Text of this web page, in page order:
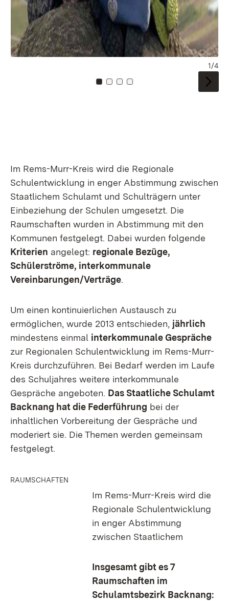
Zu Kachel: 0
Zu Kachel: 1
Zu Kachel: 2
Zu Kachel: 3
1/4
Im Rems-Murr-Kreis wird die Regionale
Schulentwicklung in enger Abstimmung zwischen
Staatlichem Schulamt und Schulträgern unter
Einbeziehung der Schulen umgesetzt. Die
Raumschaften wurden in Abstimmung mit den
Kommunen festgelegt. Dabei wurden folgende
Kriterien angelegt: regionale Bezüge,
Schülerströme, interkommunale
Vereinbarungen/Verträge.
Um einen kontinuierlichen Austausch zu
ermöglichen, wurde 2013 entschieden, jährlich
mindestens einmal interkommunale Gespräche
zur Regionalen Schulentwicklung im Rems-Murr-
Kreis durchzuführen. Bei Bedarf werden im Laufe
des Schuljahres weitere interkommunale
Gespräche angeboten. Das Staatliche Schulamt
Backnang hat die Federführung bei der
inhaltlichen Vorbereitung der Gespräche und
moderiert sie. Die Themen werden gemeinsam
festgelegt.
RAUMSCHAFTEN
Im Rems-Murr-Kreis wird die
Regionale Schulentwicklung
in enger Abstimmung
zwischen Staatlichem
Insgesamt gibt es 7
Raumschaften im
Schulamtsbezirk Backnang: